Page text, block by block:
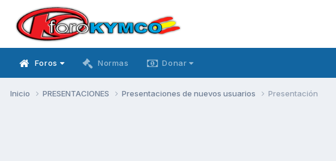
Foros Normas Donar
Inicio PRESENTACIONES Presentaciones de nuevos usuarios Presentación